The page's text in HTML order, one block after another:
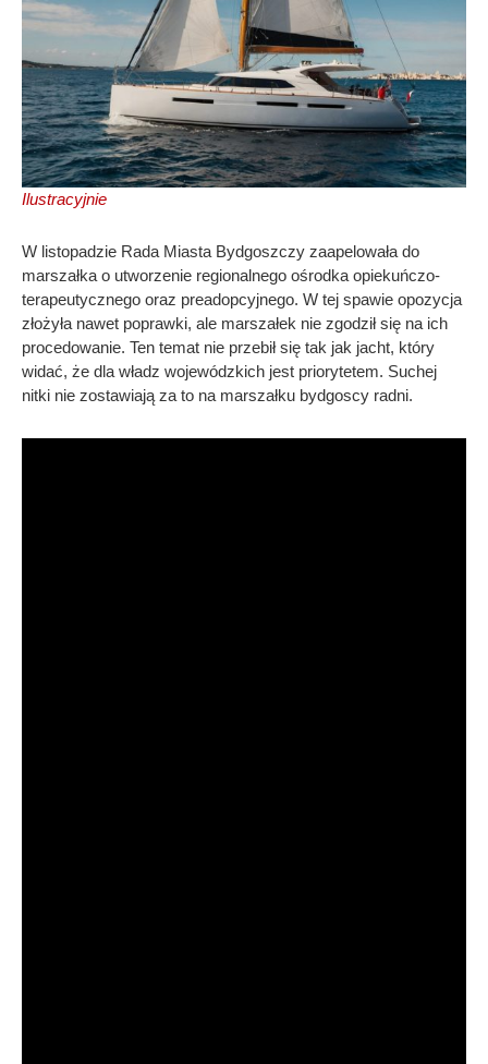
Ilustracyjnie
W listopadzie Rada Miasta Bydgoszczy zaapelowała do
marszałka o utworzenie regionalnego ośrodka opiekuńczo-
terapeutycznego oraz preadopcyjnego. W tej spawie opozycja
złożyła nawet poprawki, ale marszałek nie zgodził się na ich
procedowanie. Ten temat nie przebił się tak jak jacht, który
widać, że dla władz wojewódzkich jest priorytetem. Suchej
nitki nie zostawiają za to na marszałku bydgoscy radni.